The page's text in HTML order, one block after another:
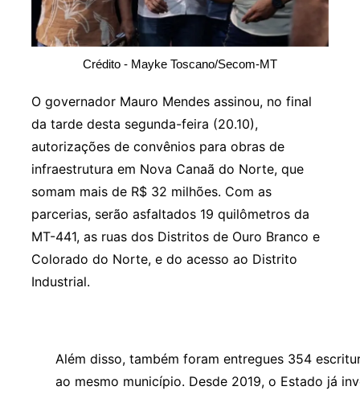
Crédito - Mayke Toscano/Secom-MT
O governador Mauro Mendes assinou, no final
da tarde desta segunda-feira (20.10),
autorizações de convênios para obras de
infraestrutura em Nova Canaã do Norte, que
somam mais de R$ 32 milhões. Com as
parcerias, serão asfaltados 19 quilômetros da
MT-441, as ruas dos Distritos de Ouro Branco e
Colorado do Norte, e do acesso ao Distrito
Industrial.
Além disso, também foram entregues 354
ao mesmo município. Desde 2019, o Estado já